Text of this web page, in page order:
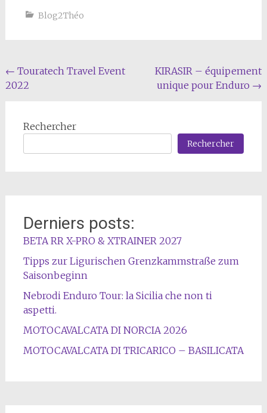
Blog2Théo
Navigation
de
← Touratech Travel Event
2022
KIRASIR – équipement
unique pour Enduro →
Rechercher
Rechercher
Derniers posts:
BETA RR X-PRO & XTRAINER 2027
Tipps zur Ligurischen Grenzkammstraße zum
Saisonbeginn
Nebrodi Enduro Tour: la Sicilia che non ti
aspetti.
MOTOCAVALCATA DI NORCIA 2026
MOTOCAVALCATA DI TRICARICO – BASILICATA